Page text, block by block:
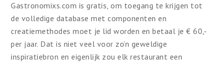
Gastronomixs.com is gratis, om toegang te krijgen tot
de volledige database met componenten en
creatiemethodes moet je lid worden en betaal je € 60,-
per jaar. Dat is niet veel voor zo’n geweldige
inspiratiebron en eigenlijk zou elk restaurant een